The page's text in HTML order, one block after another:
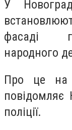
У
фасаді
народного
Про це на
повідомляє
поліції.